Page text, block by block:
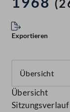
Exportieren
Übersicht
Sitzungsverlauf